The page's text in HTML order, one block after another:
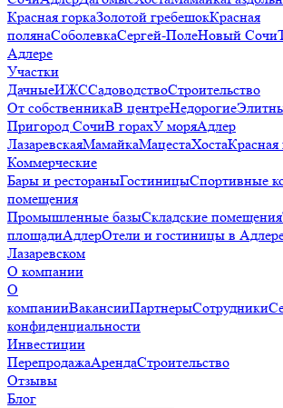
Красная горкаЗолотой гребешокКрасная
полянаСоболевкаСергей-ПолеНовый Сочи
Адлере
Участки
ДачныеИЖССадоводствоСтроительство
От собственникаВ центреНедорогие
Пригород СочиВ горахУ моряАдлер
ЛазаревскаяМамайкаМацестаХостаКрасная
Коммерческие
Бары и рестораныГостиницыСпортивные
помещения
Промышленные базыСкладские помещения
площадиАдлерОтели и гостиницы в
Лазаревском
О компании
О
компанииВакансииПартнерыСотрудники
конфиденциальности
Инвестиции
ПерепродажаАрендаСтроительство
Отзывы
Блог